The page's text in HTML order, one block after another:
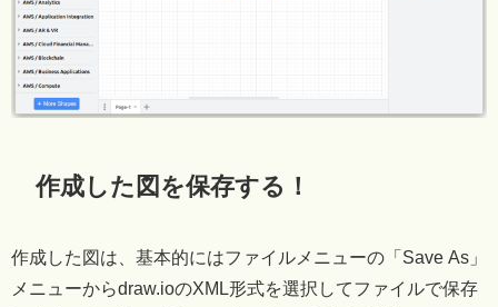
作成した図を保存する！
作成した図は、基本的にはファイルメニューの「Save As」
メニューからdraw.ioのXML形式を選択してファイルで保存